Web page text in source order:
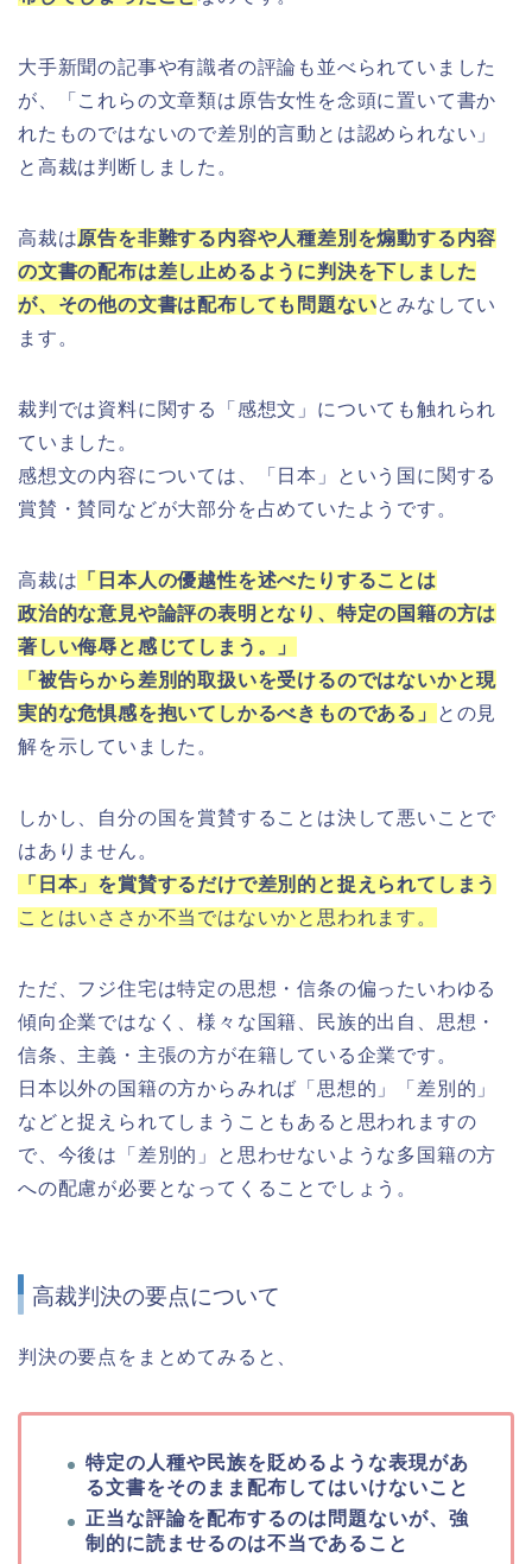
大手新聞の記事や有識者の評論も並べられていました
が、「これらの文章類は原告女性を念頭に置いて書か
れたものではないので差別的言動とは認められない」
と高裁は判断しました。
高裁は原告を非難する内容や人種差別を煽動する内容
の文書の配布は差し止めるように判決を下しました
が、その他の文書は配布しても問題ないとみなしてい
ます。
裁判では資料に関する「感想文」についても触れられ
ていました。
感想文の内容については、「日本」という国に関する
賞賛・賛同などが大部分を占めていたようです。
高裁は 「日本人の優越性を述べたりすることは
政治的な意見や論評の表明となり、特定の国籍の方は
著しい侮辱と感じてしまう。」
「被告らから差別的取扱いを受けるのではないかと現
実的な危惧感を抱いてしかるべきものである」
との見
解を示していました。
しかし、自分の国を賞賛することは決して悪いことで
はありません。
「日本」を賞賛するだけで差別的と捉えられてしまう
ことはいささか不当ではないかと思われます。
ただ、フジ住宅は特定の思想・信条の偏ったいわゆる
傾向企業ではなく、様々な国籍、民族的出自、思想・
信条、主義・主張の方が在籍している企業です。
日本以外の国籍の方からみれば「思想的」「差別的」
などと捉えられてしまうこともあると思われますの
で、今後は「差別的」と思わせないような多国籍の方
への配慮が必要となってくることでしょう。
高裁判決の要点について
判決の要点をまとめてみると、
特定の人種や民族を貶めるような表現があ
る文書をそのまま配布してはいけないこと
正当な評論を配布するのは問題ないが、強
制的に読ませるのは不当であること